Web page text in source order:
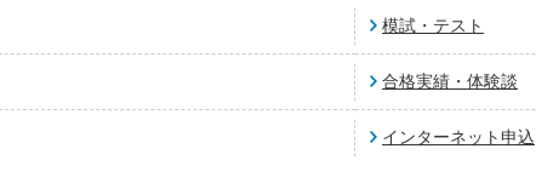
模試・テスト
合格実績・体験談
インターネット申込